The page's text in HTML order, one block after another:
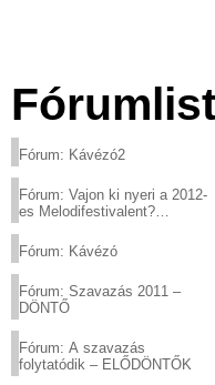
Fórum: Kávézó2
Fórum: Vajon ki nyeri a 2012-
es Melodifestivalent?
Fórum: Kávézó
Fórum: Szavazás 2011 –
DÖNTŐ
Fórum: A szavazás
folytatódik – ELŐDÖNTŐK